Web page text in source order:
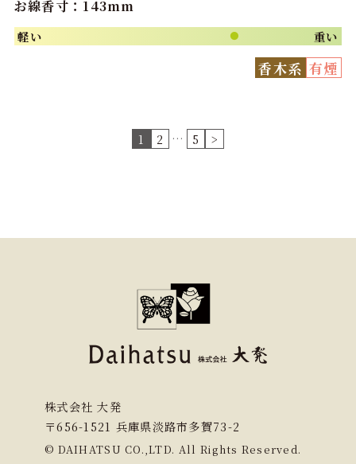
お線香寸：143mm
軽い ● 重い
香木系 有煙
1 2 … 5 >
株式会社 大発
〒656-1521 兵庫県淡路市多賀73-2
© DAIHATSU CO.,LTD. All Rights Reserved.